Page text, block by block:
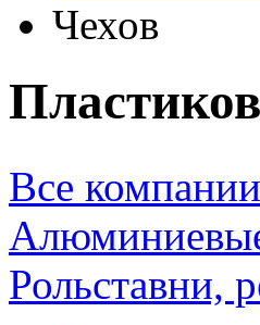
Чехов
Все компании
Рольставни,